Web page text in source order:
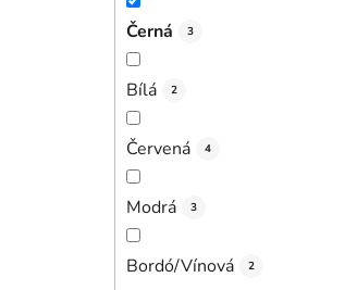
Černá 3
Bílá 2
Červená 4
Modrá 3
Bordó/Vínová 2